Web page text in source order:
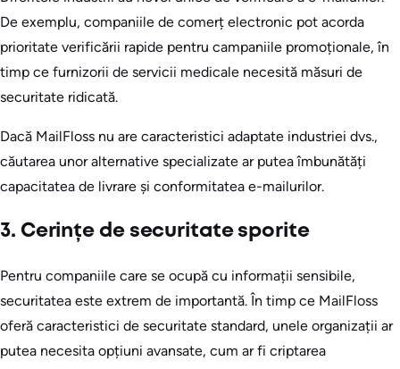
De exemplu, companiile de comerț electronic pot acorda
prioritate verificării rapide pentru campaniile promoționale, în
timp ce furnizorii de servicii medicale necesită măsuri de
securitate ridicată.
Dacă MailFloss nu are caracteristici adaptate industriei dvs.,
căutarea unor alternative specializate ar putea îmbunătăți
capacitatea de livrare și conformitatea e-mailurilor.
3. Cerințe de securitate sporite
Pentru companiile care se ocupă cu informații sensibile,
securitatea este extrem de importantă. În timp ce MailFloss
oferă caracteristici de securitate standard, unele organizații ar
putea necesita opțiuni avansate, cum ar fi criptarea